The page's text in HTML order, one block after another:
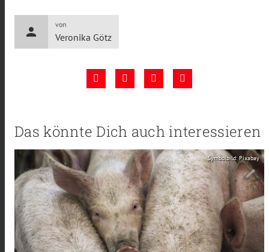
person
von
Veronika Götz
Das könnte Dich auch interessieren
Symbolbild: Pixabay